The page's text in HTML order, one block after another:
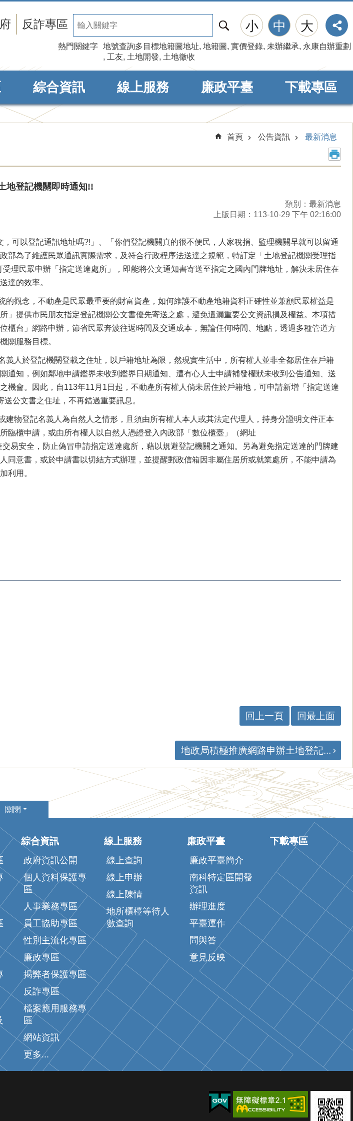
反詐專區
尋
熱門關鍵字 地號查詢多目標地籍圖地址 地籍圖 實價登錄 未辦繼承 永康自辦重劃
工友 土地開發 土地徵收
小 中 大
綜合資訊 線上服務 廉政平臺 下載專區
首頁
公告資訊 最新消息
地登記機關即時通知!!
類別：最新消息
上版日期：113-10-29 下午 02:16:00
可以登記通訊地址嗎?!」、「你們登記機關真的很不便民，人家稅捐、監理機關早就可以留通
部為了維護民眾通訊實際需求，及符合行政程序法送達之規範，特訂定「土地登記機關受理指
理民眾申辦「指定送達處所」，即能將公文通知書寄送至指定之國內門牌地址，解決未居住在
達的效率。
觀念，不動產是民眾最重要的財富資產，如何維護不動產地籍資料正確性並兼顧民眾權益是
」提供市民朋友指定登記機關公文書優先寄送之處，避免遺漏重要公文資訊損及權益。本項措
櫃台」網路申辦，節省民眾奔波往返時間及交通成本，無論任何時間、地點，透過多種管道方
關服務目標。
人於登記機關登載之住址，以戶籍地址為限，然現實生活中，所有權人並非全都居住在戶籍
通知，例如鄰地申請鑑界未收到鑑界日期通知、遭有心人士申請補發權狀未收到公告通知、送
機會。因此，自113年11月1日起，不動產所有權人倘未居住於戶籍地，可申請新增「指定送達
公文書之住址，不再錯過重要訊息。
物登記名義人為自然人之情形，且須由所有權人本人或其法定代理人，持身分證明文件正本
臨櫃申請，或由所有權人以自然人憑證登入內政部「數位櫃臺」（網址
易安全，防止偽冒申請指定送達處所，藉以規避登記機關之通知。另為避免指定送達的門牌建
同意書，或於申請書以切結方式辦理，並提醒郵政信箱因非屬住居所或就業處所，不能申請為
利用。
回上一頁 回最上面
地政局積極推廣網路申辦土地登記...
關閉
綜合資訊
政府資訊公開
個人資料保護專
區
人事業務專區
員工協助專區
性別主流化專區
廉政專區
揭弊者保護專區
反詐專區
檔案應用服務專
區
網站資訊
更多...
線上服務
線上查詢
線上申辦
線上陳情
地所櫃檯等待人
數查詢
廉政平臺
廉政平臺簡介
南科特定區開發
資訊
辦理進度
平臺運作
問與答
意見反映
下載專區